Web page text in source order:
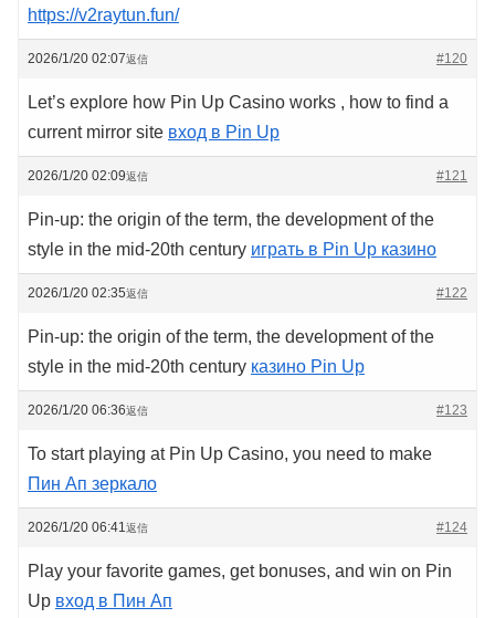
https://v2raytun.fun/
2026/1/20 02:07 #120
返信
Let’s explore how Pin Up Casino works , how to find a
current mirror site вход в Pin Up
2026/1/20 02:09 #121
返信
Pin-up: the origin of the term, the development of the
style in the mid-20th century играть в Pin Up казино
2026/1/20 02:35 #122
返信
Pin-up: the origin of the term, the development of the
style in the mid-20th century казино Pin Up
2026/1/20 06:36 #123
返信
To start playing at Pin Up Casino, you need to make
Пин Ап зеркало
2026/1/20 06:41 #124
返信
Play your favorite games, get bonuses, and win on Pin
Up вход в Пин Ап